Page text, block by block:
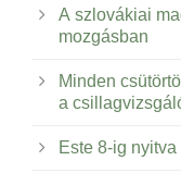
A szlovákiai
mozgásban
Minden
a
Este 8-ig